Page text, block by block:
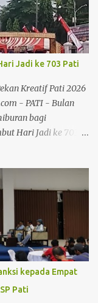
Baca juga:
Fatkhur
Chandra
Pati mendukung
akses
hunian yang layak.
merupakan salah
Jadi ke 703 Pati
Kreatif Pati 2026
- PATI - Bulan
bagi
Hari Jadi ke 703
rakyat tersebut,
dinikmati
pesta rakyat, bazar,
Bupati, Jumat
Rekam Jejak
Nakhodai Kejari Pati
Sanksi kepada
USP Pati Baca
Siapkan Strategi
kepada Empat
Pati